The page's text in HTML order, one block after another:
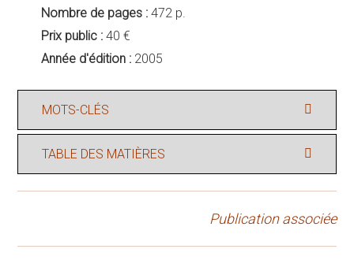
Nombre de pages : 472 p.
Prix public : 40 €
Année d'édition : 2005
MOTS-CLÉS
TABLE DES MATIÈRES
Publication associée